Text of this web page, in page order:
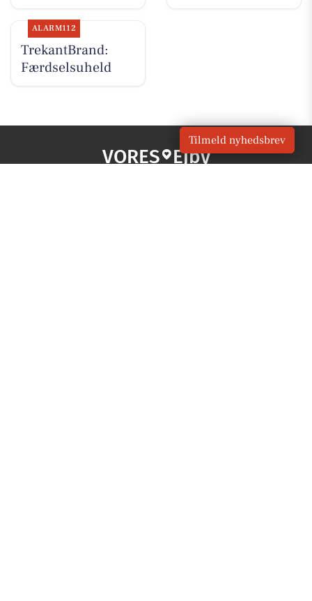
ALARM112
TrekantBrand:
Færdselsuheld
VORES Ejby
Tilmeld nyhedsbrev